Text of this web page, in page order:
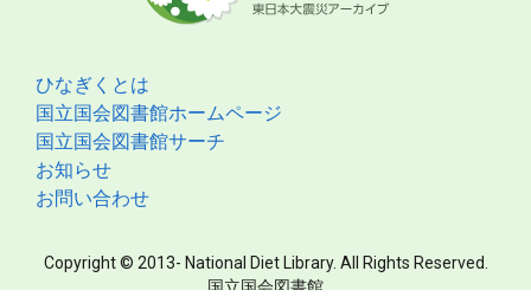
ひなぎくとは
国立国会図書館ホームページ
国立国会図書館サーチ
お知らせ
お問い合わせ
Copyright © 2013- National Diet Library. All Rights Reserved.